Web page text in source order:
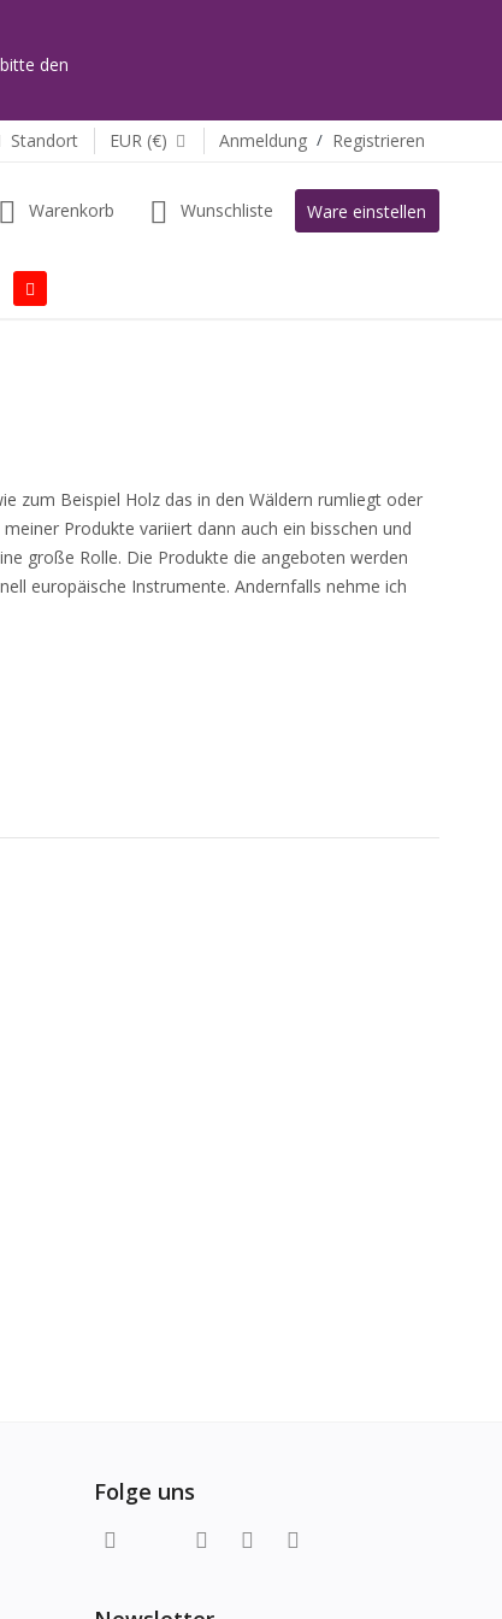
den
Standort EUR (€) Anmeldung / Registrieren
Warenkorb Wunschliste Ware einstellen
zum Beispiel Holz das in den Wäldern rumliegt oder
Produkte variiert dann auch ein bisschen und
große Rolle. Die Produkte die angeboten werden
europäische Instrumente. Andernfalls nehme ich
Folge uns